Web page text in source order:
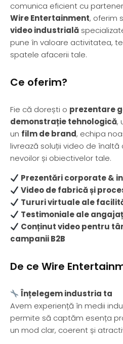
comunica eficient cu
Wire Entertainment, oferim
video industrială
pune în valoare activitatea,
spatele afacerii tale.
Ce oferim?
Fie că dorești o prezentare
demonstrație tehnologică,
un film de brand, echipa
livrează soluții video de
nevoilor și obiectivelor tale.
Prezentări corporate &
Video de fabrică și
Tururi virtuale ale
Testimoniale ale
Conținut video pentru
campanii B2B
De ce Wire
Înțelegem industria ta
Avem experiență în medii
permite să captăm esența
un mod clar, coerent și